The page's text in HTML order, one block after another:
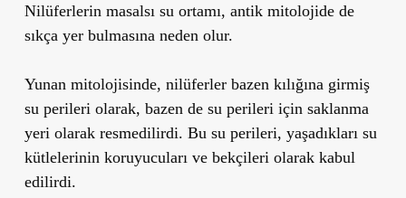
Nilüferlerin masalsı su ortamı, antik mitolojide de
sıkça yer bulmasına neden olur.
Yunan mitolojisinde, nilüferler bazen kılığına girmiş
su perileri olarak, bazen de su perileri için saklanma
yeri olarak resmedilirdi. Bu su perileri, yaşadıkları su
kütlelerinin koruyucuları ve bekçileri olarak kabul
edilirdi.